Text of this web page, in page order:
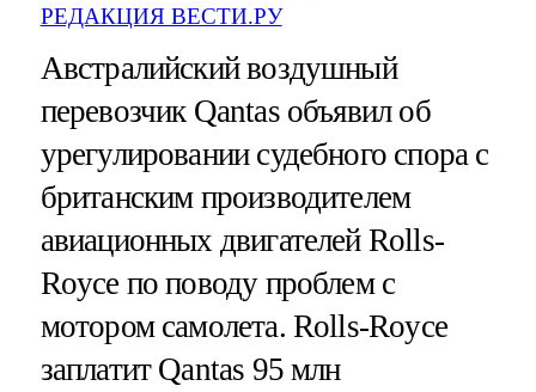
РЕДАКЦИЯ ВЕСТИ.РУ
Австралийский воздушный
перевозчик Qantas объявил об
урегулировании судебного спора с
британским производителем
авиационных двигателей Rolls-
Royce по поводу проблем с
мотором самолета. Rolls-Royce
заплатит Qantas 95 млн